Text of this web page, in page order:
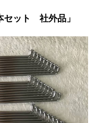
セット 社外品」